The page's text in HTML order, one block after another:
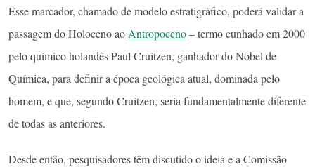
Esse marcador, chamado de modelo estratigráfico, poderá validar a
passagem do Holoceno ao Antropoceno– termo cunhado em 2000
pelo químico holandês Paul Cruitzen, ganhador do Nobel de
Química, para definir a época geológica atual, dominada pelo
homem, e que, segundo Cruitzen, seria fundamentalmente diferente
de todas as anteriores.
Desde então, pesquisadores têm discutido o ideia e a Comissão